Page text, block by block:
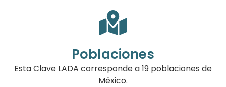
Poblaciones
Esta Clave LADA corresponde a 19 poblaciones de
México.